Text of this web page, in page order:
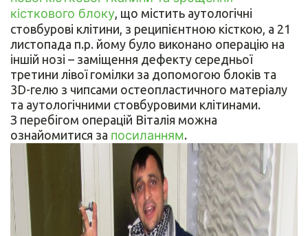
кісткового блоку, що містить аутологічні
стовбурові клітини, з реципієнтною кісткою, а 21
листопада п.р. йому було виконано операцію на
іншій нозі – заміщення дефекту середньої
третини лівої гомілки за допомогою блоків та
3D-гелю з чипсами остеопластичного матеріалу
та аутологічними стовбуровими клітинами.
З перебігом операцій Віталія можна
ознайомитися за посиланням.